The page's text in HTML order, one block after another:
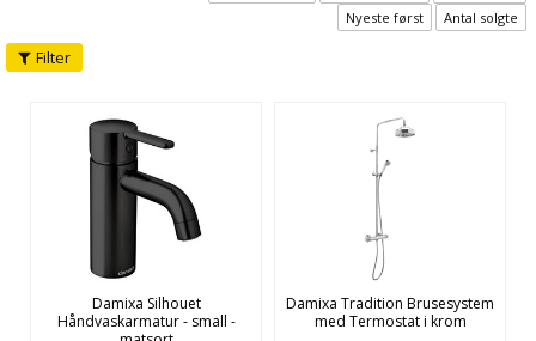
Nyeste først
Antal solgte
Filter
Damixa Silhouet
Håndvaskarmatur - small -
Damixa Tradition Brusesystem
med Termostat i krom